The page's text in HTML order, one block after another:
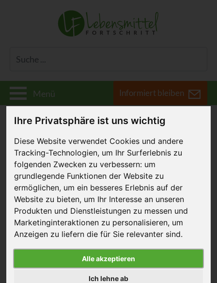
Ihre Privatsphäre ist uns wichtig
Diese Website verwendet Cookies und andere
Tracking-Technologien, um Ihr Surferlebnis zu
folgenden Zwecken zu verbessern: um
grundlegende Funktionen der Website zu
ermöglichen, um ein besseres Erlebnis auf der
Website zu bieten, um Ihr Interesse an unseren
Produkten und Dienstleistungen zu messen und
Marketinginteraktionen zu personalisieren, um
Anzeigen zu liefern die für Sie relevanter sind.
Alle akzeptieren
Ich lehne ab
Menü Informiert bleiben
Ferkelkastration: Die
Alternativen
25. Januar 2021, zuletzt aktualisiert am 31.
Januar 2024